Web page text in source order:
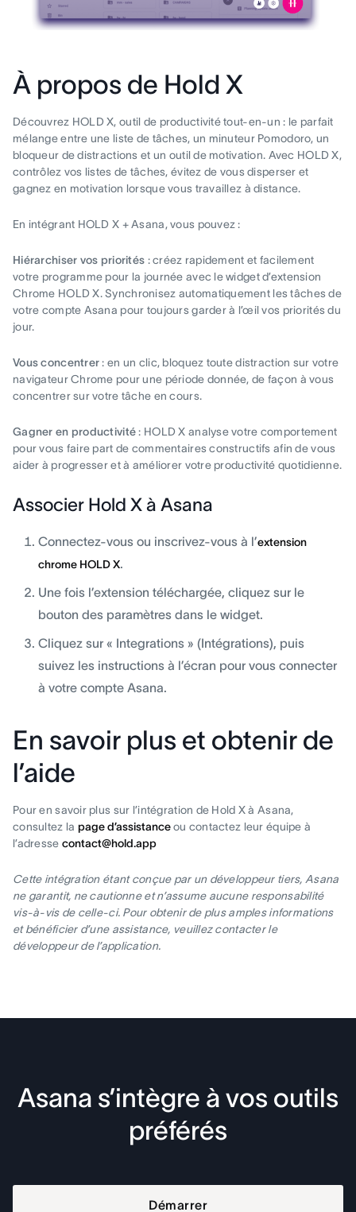
À propos de Hold X
Découvrez HOLD X, outil de productivité tout-en-un : le parfait
mélange entre une liste de tâches, un minuteur Pomodoro, un
bloqueur de distractions et un outil de motivation. Avec HOLD X,
contrôlez vos listes de tâches, évitez de vous disperser et
gagnez en motivation lorsque vous travaillez à distance.
En intégrant HOLD X + Asana, vous pouvez :
Hiérarchiser vos priorités : créez rapidement et facilement
votre programme pour la journée avec le widget d’extension
Chrome HOLD X. Synchronisez automatiquement les tâches de
votre compte Asana pour toujours garder à l’œil vos priorités du
jour.
Vous concentrer: en un clic, bloquez toute distraction sur votre
navigateur Chrome pour une période donnée, de façon à vous
concentrer sur votre tâche en cours.
Gagner en productivité: HOLD X analyse votre comportement
pour vous faire part de commentaires constructifs afin de vous
aider à progresser et à améliorer votre productivité quotidienne.
Associer Hold X à Asana
Connectez-vous ou inscrivez-vous à l’extension
chrome HOLD X.
Une fois l’extension téléchargée, cliquez sur le
bouton des paramètres dans le widget.
Cliquez sur « Integrations » (Intégrations), puis
suivez les instructions à l’écran pour vous connecter
à votre compte Asana.
En savoir plus et obtenir de
l’aide
Pour en savoir plus sur l’intégration de Hold X à Asana,
consultez la page d’assistanceou contactez leur équipe à
l’adresse contact@hold.app
Cette intégration étant conçue par un développeur tiers, Asana
ne garantit, ne cautionne et n’assume aucune responsabilité
vis-à-vis de celle-ci. Pour obtenir de plus amples informations
et bénéficier d’une assistance, veuillez contacter le
développeur de l’application.
Asana s’intègre à vos outils
préférés
Démarrer